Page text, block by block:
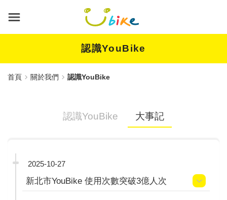
要
認識YouBike
首頁 關於我們 認識YouBike
認識YouBike 大事記
2025-10-27
新北市YouBike 使用次數突破3億人次